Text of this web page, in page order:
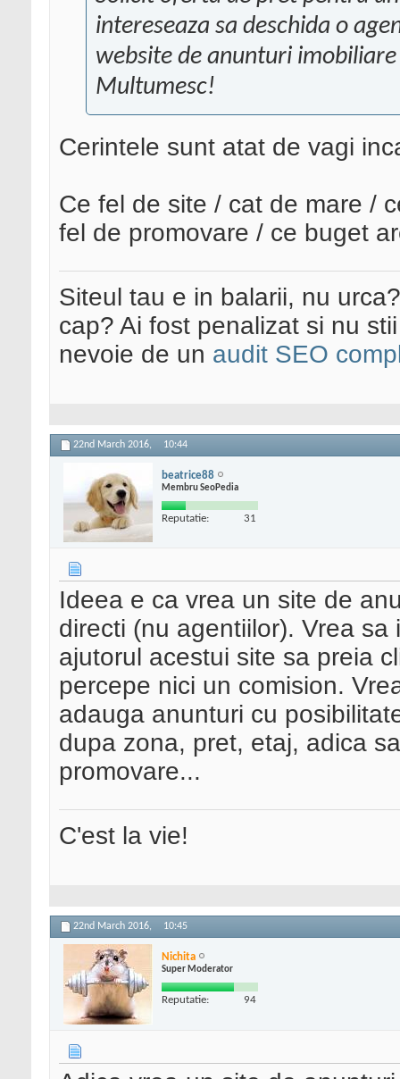
intereseaza sa deschida o
website de anunturi
Multumesc!
Cerintele sunt atat de vagi
Ce fel de site / cat de mare /
fel de promovare / ce buget
Siteul tau e in balarii, nu
cap? Ai fost penalizat si nu
nevoie de un audit SEO
22nd March 2016, 10:44
beatrice88
Membru SeoPedia
Reputatie: 31
Ideea e ca vrea un site de
directi (nu agentiilor). Vrea
ajutorul acestui site sa preia
percepe nici un comision.
adauga anunturi cu
dupa zona, pret, etaj, adica
promovare...
C'est la vie!
22nd March 2016, 10:45
Nichita
Super Moderator
Reputatie: 94